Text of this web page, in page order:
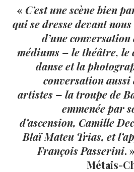
« C’est une scène bien
qui se dresse devant nous
d’une conversation
médiums – le théâtre, le
danse et la
conversation aussi
artistes – la troupe de
emmenée par
d’ascension, Camille
Blaï Mateu Trias, et
François Passerini.
Métais-